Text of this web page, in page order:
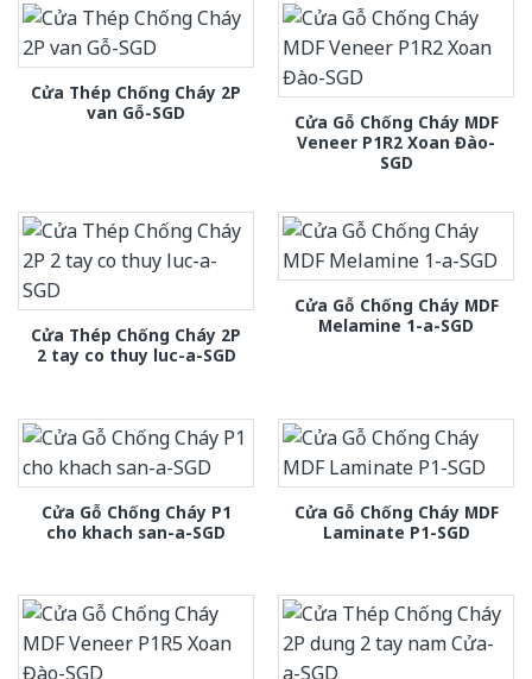
Cửa Thép Chống Cháy 2P
van Gỗ-SGD
Cửa Gỗ Chống Cháy MDF
Veneer P1R2 Xoan Đào-
SGD
Cửa Thép Chống Cháy 2P
2 tay co thuy luc-a-SGD
Cửa Gỗ Chống Cháy MDF
Melamine 1-a-SGD
Cửa Gỗ Chống Cháy P1
cho khach san-a-SGD
Cửa Gỗ Chống Cháy MDF
Laminate P1-SGD